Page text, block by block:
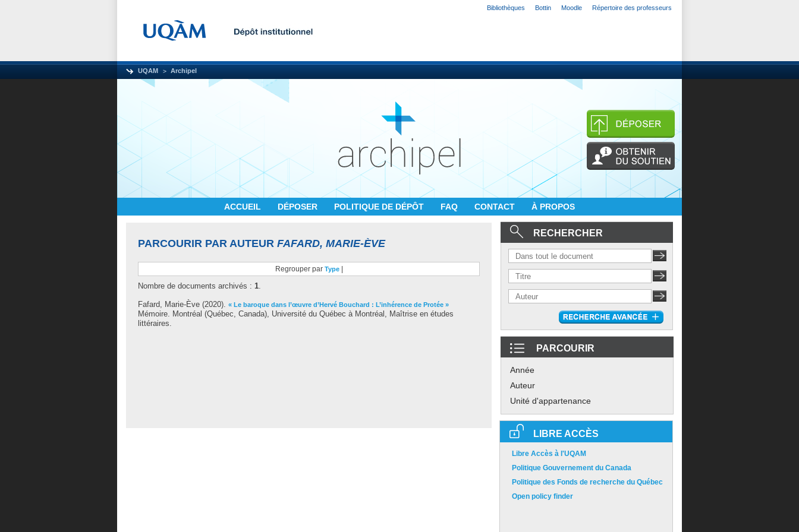
Bibliothèques Bottin Moodle Répertoire des professeurs
UQAM Archipel
ACCUEIL DÉPOSER POLITIQUE DE DÉPÔT FAQ CONTACT À PROPOS
PARCOURIR PAR AUTEUR FAFARD, MARIE-ÈVE
Regrouper par Type
Nombre de documents archivés : 1.
Fafard, Marie-Ève (2020). « Le baroque dans l’œuvre d’Hervé Bouchard : L’inhérence de Protée »
Mémoire. Montréal (Québec, Canada), Université du Québec à Montréal, Maîtrise en études
littéraires.
RECHERCHER
PARCOURIR
Année
Auteur
Unité d'appartenance
LIBRE ACCÈS
Libre Accès à l'UQAM
Politique Gouvernement du Canada
Politique des Fonds de recherche du Québec
Open policy finder